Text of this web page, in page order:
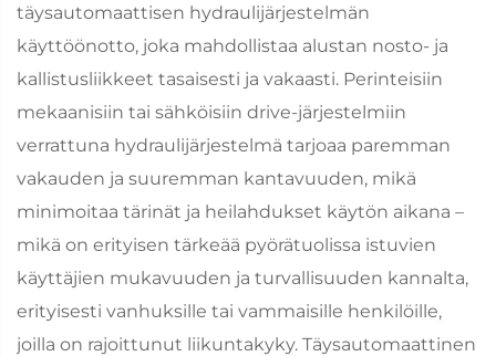
täysautomaattisen hydraulijärjestelmän
käyttöönotto, joka mahdollistaa alustan nosto- ja
kallistusliikkeet tasaisesti ja vakaasti. Perinteisiin
mekaanisiin tai sähköisiin drive-järjestelmiin
verrattuna hydraulijärjestelmä tarjoaa paremman
vakauden ja suuremman kantavuuden, mikä
minimoitaa tärinät ja heilahdukset käytön aikana –
mikä on erityisen tärkeää pyörätuolissa istuvien
käyttäjien mukavuuden ja turvallisuuden kannalta,
erityisesti vanhuksille tai vammaisille henkilöille,
joilla on rajoittunut liikuntakyky. Täysautomaattinen